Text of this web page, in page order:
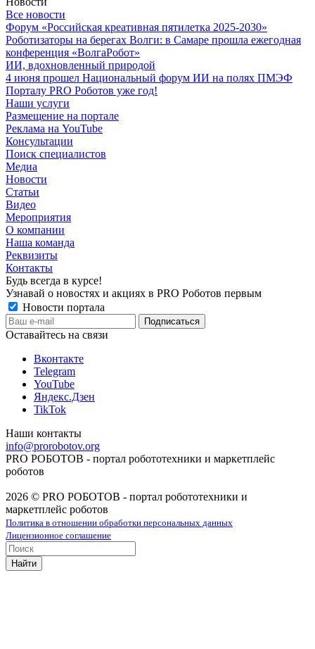
Все новости
Форум «Российская креативная пятилетка 2025-2030»
Роботизаторы на берегах Волги: в Самаре прошла ежегодная
конференция «ВолгаРобот»
ИИ, вдохновленный природой
4 июня прошел Национальный форум ИИ на полях ПМЭФ
Порталу PRO Роботов уже год!
Наши услуги
Размещение на портале
Реклама на YouTube
Консультации
Поиск специалистов
Медиа
Новости
Статьи
Видео
Мероприятия
О компании
Наша команда
Реквизиты
Контакты
Будь всегда в курсе!
Узнавай о новостях и акциях в PRO Роботов первым
Новости портала
Оставайтесь на связи
Вконтакте
Telegram
YouTube
Яндекс.Дзен
TikTok
Наши контакты
info@prorobotov.org
PRO РОБОТОВ - портал робототехники и маркетплейс
роботов
2026 © PRO РОБОТОВ - портал робототехники и
маркетплейс роботов
Политика в отношении обработки персональных данных
Лицензионное соглашение
Найти